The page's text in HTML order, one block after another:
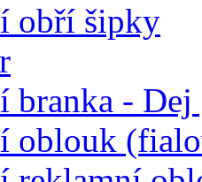
obří šipky
branka -
oblouk